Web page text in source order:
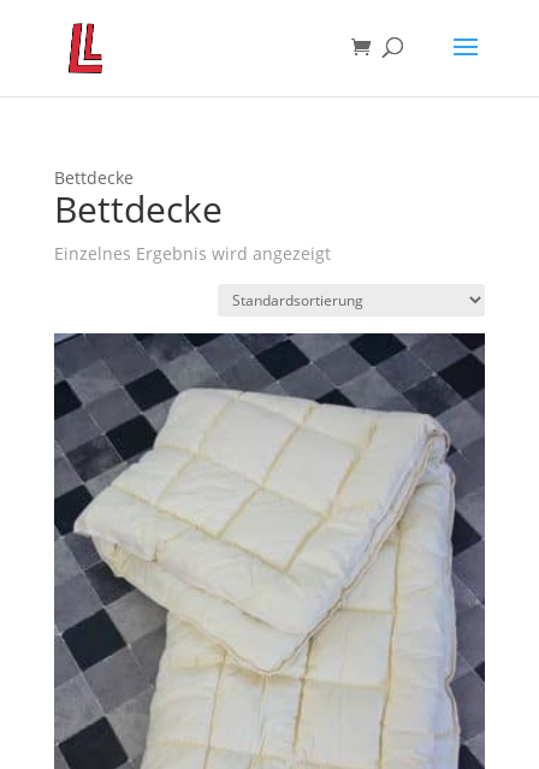
Bettdecke
Bettdecke
Einzelnes Ergebnis wird angezeigt